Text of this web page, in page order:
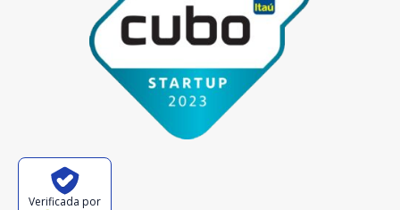
Verificada por